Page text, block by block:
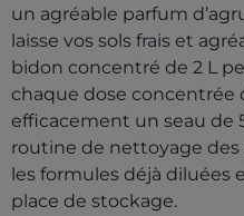
un agréable parfum
laisse vos sols frais et
bidon concentré de 2 L
chaque dose concentrée
efficacement un seau de
routine de nettoyage
les formules déjà diluées
place de stockage.